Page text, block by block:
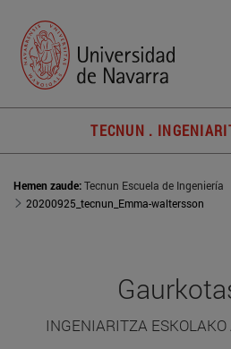
TECNUN .
Hemen zaude:Tecnun Escuela de Ingeniería
20200925_tecnun_Emma-waltersson
INGENIARITZA